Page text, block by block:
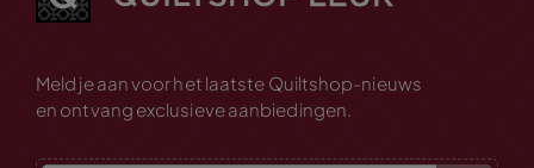
Meld je aan voor het laatste Quiltshop-nieuws
en ontvang exclusieve aanbiedingen.